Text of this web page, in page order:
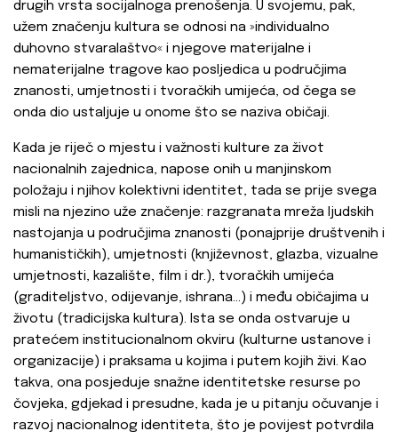
drugih vrsta socijalnoga prenošenja. U svojemu, pak,
užem značenju kultura se odnosi na »individualno
duhovno stvaralaštvo« i njegove materijalne i
nematerijalne tragove kao posljedica u područjima
znanosti, umjetnosti i tvoračkih umijeća, od čega se
onda dio ustaljuje u onome što se naziva običaji.
Kada je riječ o mjestu i važnosti kulture za život
nacionalnih zajednica, napose onih u manjinskom
položaju i njihov kolektivni identitet, tada se prije svega
misli na njezino uže značenje: razgranata mreža ljudskih
nastojanja u područjima znanosti (ponajprije društvenih i
humanističkih), umjetnosti (književnost, glazba, vizualne
umjetnosti, kazalište, film i dr.), tvoračkih umijeća
(graditeljstvo, odijevanje, ishrana…) i među običajima u
životu (tradicijska kultura). Ista se onda ostvaruje u
pratećem institucionalnom okviru (kulturne ustanove i
organizacije) i praksama u kojima i putem kojih živi. Kao
takva, ona posjeduje snažne identitetske resurse po
čovjeka, gdjekad i presudne, kada je u pitanju očuvanje i
razvoj nacionalnog identiteta, što je povijest potvrdila